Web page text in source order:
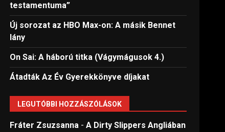
testamentuma”
Új sorozat az HBO Max-on: A másik Bennet
lány
On Sai: A ​háború titka (Vágymágusok 4.)
Átadták Az Év Gyerekkönyve díjakat
LEGUTÓBBI HOZZÁSZÓLÁSOK
Fráter Zsuzsanna -A Dirty Slippers Angliában